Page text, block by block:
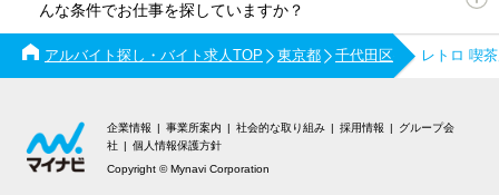
んな条件でお仕事を探していますか？
アルバイト探し・バイト求人TOP 東京都 千代田区 レトロ 喫
企業情報 事業所案内 社会的な取り組み 採用情報
グループ会
社
個人情報保護方針
Copyright © Mynavi Corporation